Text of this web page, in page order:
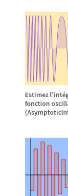
Estimez l'inté
fonction